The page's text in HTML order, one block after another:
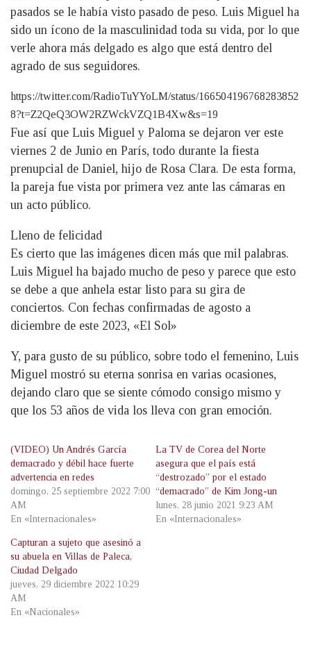
pasados se le había visto pasado de peso. Luis Miguel ha
sido un ícono de la masculinidad toda su vida, por lo que
verle ahora más delgado es algo que está dentro del
agrado de sus seguidores.
https://twitter.com/RadioTuYYoLM/status/166504196768283852
8?t=Z2QeQ3OW2RZWckVZQ1B4Xw&s=19
Fue así que Luis Miguel y Paloma se dejaron ver este
viernes 2 de Junio en París, todo durante la fiesta
prenupcial de Daniel, hijo de Rosa Clara. De esta forma,
la pareja fue vista por primera vez ante las cámaras en
un acto público.
Lleno de felicidad
Es cierto que las imágenes dicen más que mil palabras.
Luis Miguel ha bajado mucho de peso y parece que esto
se debe a que anhela estar listo para su gira de
conciertos. Con fechas confirmadas de agosto a
diciembre de este 2023, «El Sol»
Y, para gusto de su público, sobre todo el femenino, Luis
Miguel mostró su eterna sonrisa en varias ocasiones,
dejando claro que se siente cómodo consigo mismo y
que los 53 años de vida los lleva con gran emoción.
(VIDEO) Un Andrés García
demacrado y débil hace fuerte
advertencia en redes
domingo, 25 septiembre 2022 7:00
AM
En «Internacionales»
La TV de Corea del Norte
asegura que el país está
“destrozado” por el estado
“demacrado” de Kim Jong-un
lunes, 28 junio 2021 9:23 AM
En «Internacionales»
Capturan a sujeto que asesinó a
su abuela en Villas de Paleca,
Ciudad Delgado
jueves, 29 diciembre 2022 10:29
AM
En «Nacionales»